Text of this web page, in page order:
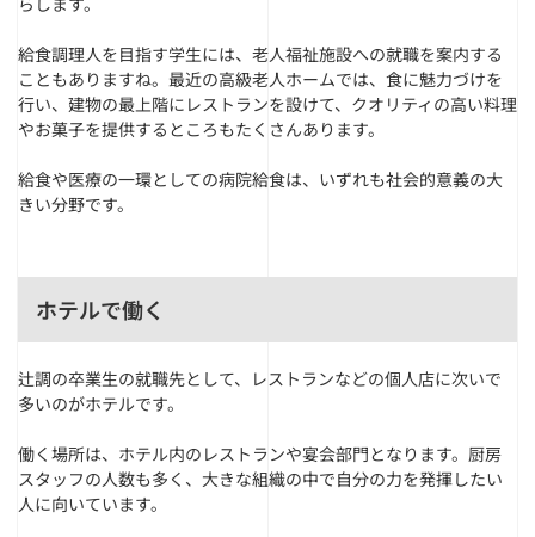
給食調理人を目指す学生には、老人福祉施設への就職を案内する
こともありますね。最近の高級老人ホームでは、食に魅力づけを
行い、建物の最上階にレストランを設けて、クオリティの高い料理
やお菓子を提供するところもたくさんあります。
給食や医療の一環としての病院給食は、いずれも社会的意義の大
きい分野です。
ホテルで働く
辻調の卒業生の就職先として、レストランなどの個人店に次いで
多いのがホテルです。
働く場所は、ホテル内のレストランや宴会部門となります。厨房
スタッフの人数も多く、大きな組織の中で自分の力を発揮したい
人に向いています。